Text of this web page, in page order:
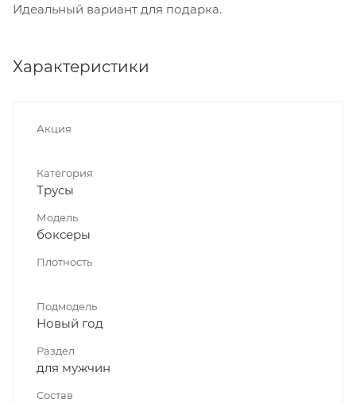
Идеальный вариант для подарка.
Характеристики
Акция
Категория
Трусы
Модель
боксеры
Плотность
Подмодель
Новый год
Раздел
для мужчин
Состав